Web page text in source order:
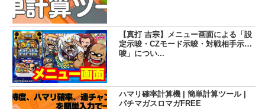
【真打 吉宗】メニュー画面による「設
定示唆・CZモード示唆・対戦相手示
唆」につい...
ハマリ確率計算機 | 簡単計算ツール |
パチマガスロマガFREE